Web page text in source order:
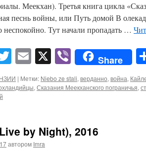
Меекхан). Третья книга цикла
песнь войны, или Путь домой В
неспокойно. Тут начали пропадать …
Twitter
Email
X ViberShare
| Метки: Niebo ze stali, верданно, война,
, Сказания Меекханского пограничья,
by Night), 2016
автором Imra